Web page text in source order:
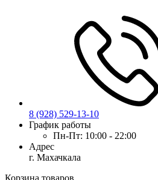
8 (928) 529-13-10
График работы
Пн-Пт: 10:00 - 22:00
Адрес
г. Махачкала
Корзина товаров